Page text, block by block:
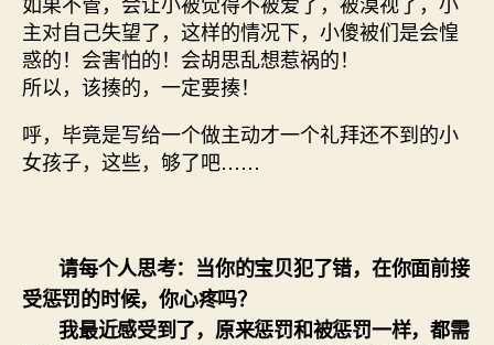
主对自己失望了，这样的情况下，小傻被们是会惶
惑的！会害怕的！会胡思乱想惹祸的！
所以，该揍的，一定要揍！
呼，毕竟是写给一个做主动才一个礼拜还不到的小
女孩子，这些，够了吧……
请每个人思考：当你的宝贝犯了错，在你面前接
受惩罚的时候，你心疼吗？
我最近感受到了，原来惩罚和被惩罚一样，都需